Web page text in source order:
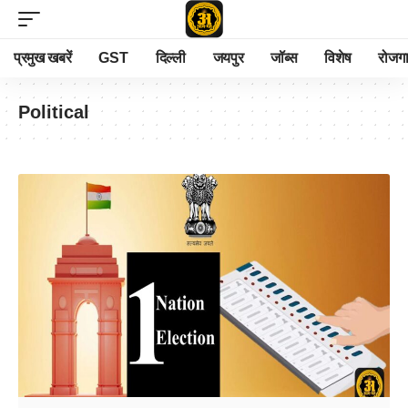
प्रमुख खबरें GST दिल्ली जयपुर जॉब्स विशेष
Political